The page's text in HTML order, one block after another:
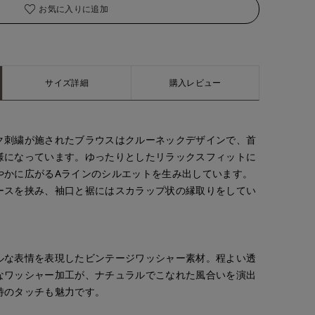
お気に入りに追加
サイズ詳細 購入レビュー
繍が施されたブラウスはクルーネックデザインで、首
なっています。ゆったりとしたリラックスフィットに
に広がるAラインのシルエットを生み出しています。
を挟み、袖口と裾にはスカラップ状の縁取りをしてい
表情を表現したビンテージワッシャー素材。程よい透
ッシャー加工が、ナチュラルでこなれた風合いを演出
タッチも魅力です。